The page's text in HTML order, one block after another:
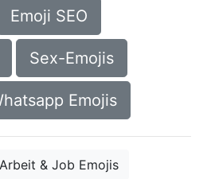
Emoji SEO
Sex-Emojis
Emojis
Arbeit & Job Emojis